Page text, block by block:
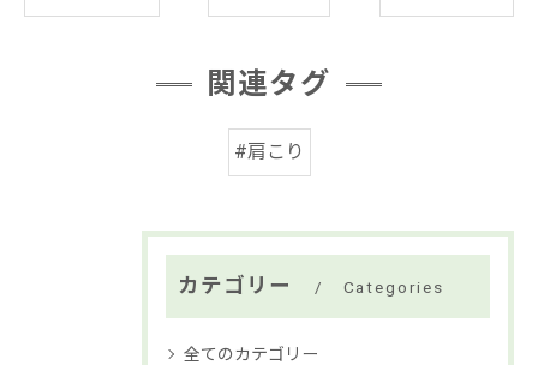
関連タグ
#肩こり
カテゴリー Categories
全てのカテゴリー